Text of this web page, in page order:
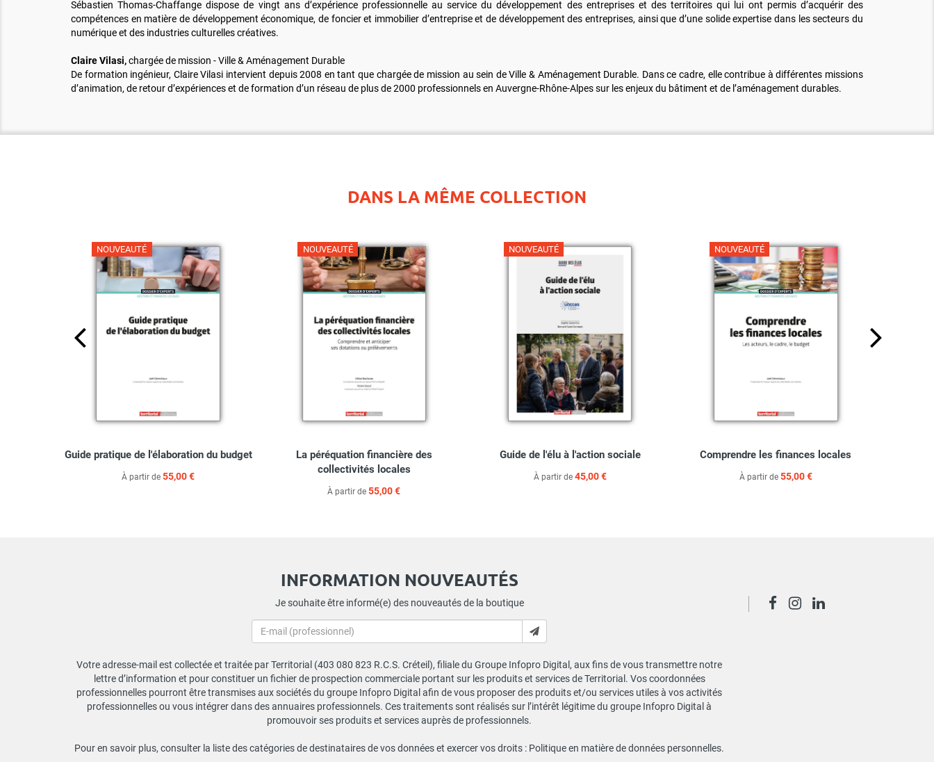
Sébastien Thomas-Chaffange dispose de vingt ans d’expérience professionnelle au service du développement des entreprises et des territoires qui lui ont permis d’acquérir des
compétences en matière de développement économique, de foncier et immobilier d’entreprise et de développement des entreprises, ainsi que d’une solide expertise dans les secteurs du
numérique et des industries culturelles créatives.
Claire Vilasi,chargée de mission - Ville & Aménagement Durable
De formation ingénieur, Claire Vilasi intervient depuis 2008 en tant que chargée de mission au sein de Ville & Aménagement Durable. Dans ce cadre, elle contribue à différentes missions
d’animation, de retour d’expériences et de formation d’un réseau de plus de 2000 professionnels en Auvergne-Rhône-Alpes sur les enjeux du bâtiment et de l’aménagement durables.
DANS LA MÊME COLLECTION
NOUVEAUTÉ
Guide pratique de l'élaboration du budget
À partir de55,00 €
NOUVEAUTÉ
La péréquation financière des
collectivités locales
À partir de55,00 €
NOUVEAUTÉ
Guide de l'élu à l'action sociale
À partir de 45,00 €
NOUVEAUTÉ
Comprendre les finances locales
À partir de 55,00 €
INFORMATION NOUVEAUTÉS
Je souhaite être informé(e) des nouveautés de la boutique
Votre adresse-mail est collectée et traitée par Territorial (403 080 823 R.C.S. Créteil), filiale du Groupe Infopro Digital, aux fins de vous transmettre notre
lettre d’information et pour constituer un fichier de prospection commerciale portant sur les produits et services de Territorial. Vos coordonnées
professionnelles pourront être transmises aux sociétés du groupe Infopro Digital afin de vous proposer des produits et/ou services utiles à vos activités
professionnelles ou vous intégrer dans des annuaires professionnels. Ces traitements sont réalisés sur l’intérêt légitime du groupe Infopro Digital à
promouvoir ses produits et services auprès de professionnels.
Pour en savoir plus, consulter la liste des catégories de destinataires de vos données et exercer vos droits : Politique en matière de données personnelles.